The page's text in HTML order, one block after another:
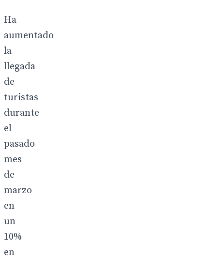
Ha
aumentado
la
llegada
de
turistas
durante
el
pasado
mes
de
marzo
en
un
10%
en